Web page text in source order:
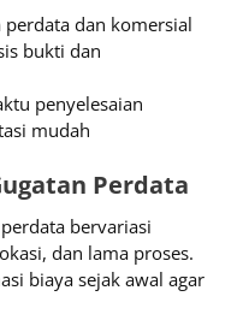
perdata dan komersial
bukti dan
penyelesaian
mudah
Perdata
bervariasi
dan lama proses.
biaya sejak awal agar